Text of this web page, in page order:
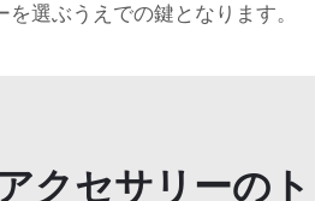
選ぶうえでの鍵となります。
クセサリーの